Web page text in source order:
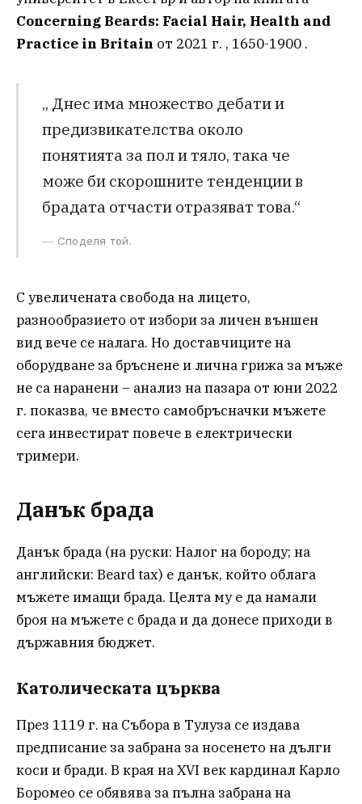
Concerning Beards: Facial Hair, Health and
Practice in Britain от 2021 г. , 1650-1900 .
„ Днес има множество дебати и
предизвикателства около
понятията за пол и тяло, така че
може би скорошните тенденции в
брадата отчасти отразяват това.“
Споделя той.
С увеличената свобода на лицето,
разнообразието от избори за личен външен
вид вече се налага. Но доставчиците на
оборудване за бръснене и лична грижа за мъже
не са наранени – анализ на пазара от юни 2022
г. показва, че вместо самобръсначки мъжете
сега инвестират повече в електрически
тримери.
Данък брада
Данък брада (на руски: Налог на бороду; на
английски: Beard tax) е данък, който облага
мъжете имащи брада. Целта му е да намали
броя на мъжете с брада и да донесе приходи в
държавния бюджет.
Католическата църква
През 1119 г. на Събора в Тулуза се издава
предписание за забрана за носенето на дълги
коси и бради. В края на XVI век кардинал Карло
Боромео се обявява за пълна забрана на